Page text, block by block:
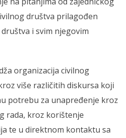
društva prilagođen
i svim njegovim
organizacija civilnog
više različitih diskursa koji
potrebu za unapređenje kroz
rada, kroz korištenje
te u direktnom kontaktu sa